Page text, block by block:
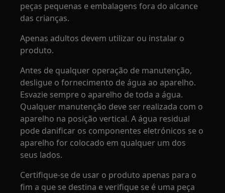
peças pequenas e embalagens fora do alcance
das crianças.
Apenas adultos devem utilizar ou instalar o
produto.
Antes de qualquer operação de manutenção,
desligue o fornecimento de água ao aparelho.
Esvazie sempre o aparelho de toda a água.
Qualquer manutenção deve ser realizada com o
aparelho na posição vertical. A água residual
pode danificar os componentes eletrónicos se o
aparelho for colocado em qualquer um dos
seus lados.
Certifique-se de usar o produto apenas para o
fim a que se destina e verifique se é uma peça